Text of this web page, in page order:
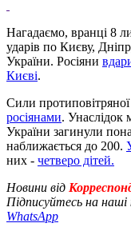
Нагадаємо, вранці 8
ударів по Києву,
України. Росіяни
Києві.
Сили
росіянами. Унаслідок
України загинули
наближається до 200.
них - четверо дітей.
Новини від
Підписуйтесь на наші
WhatsApp